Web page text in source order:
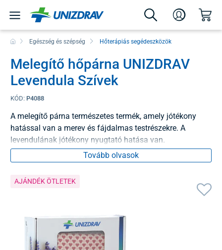
Egészség és szépség Hőterápiás segédeszközök
Melegítő hőpárna UNIZDRAV
Levendula Szívek
KÓD: P4088
A melegítő párna természetes termék, amely jótékony
hatással van a merev és fájdalmas testrészekre. A
levendulának jótékony nyugtató hatása van.
Tovább olvasok
AJÁNDÉK ÖTLETEK